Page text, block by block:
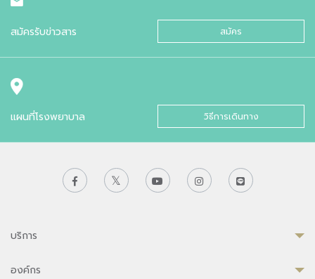
สมัครรับข่าวสาร สมัคร
แผนที่โรงพยาบาล วิธีการเดินทาง
บริการ
องค์กร